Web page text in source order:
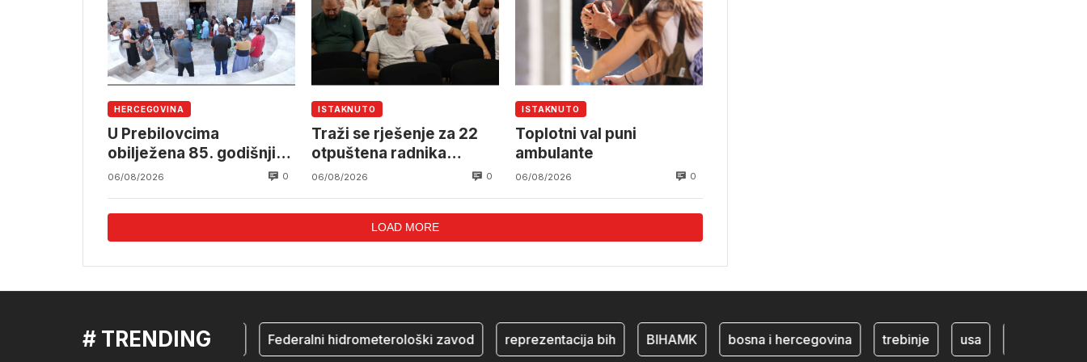
HERCEGOVINA
U Prebilovcima
obilježena 85. godišnjica
stradanja 4.000
nacionalnosti
06/08/2026 0
ISTAKNUTO
Traži se rješenje za 22
otpuštena radnika
Komunalnog Mostar
06/08/2026 0
ISTAKNUTO
Toplotni val puni
ambulante
06/08/2026 0
LOAD MORE
# TRENDING
mostar Federalni hidrometerološki zavod reprezentacija bih BIHAMK bosna i hercegovina trebinje usa